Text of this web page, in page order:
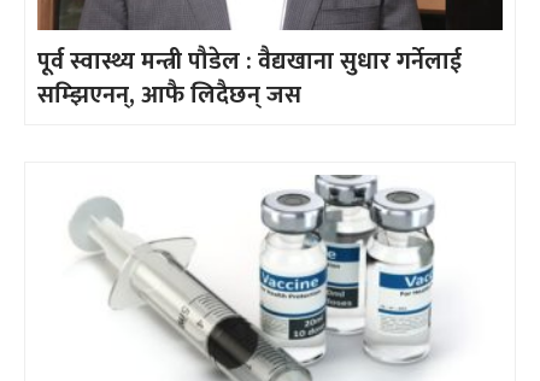
पूर्व स्वास्थ्य मन्त्री पौडेल : वैद्यखाना सुधार गर्नेलाई
सम्झिएनन्, आफै लिदैछन् जस